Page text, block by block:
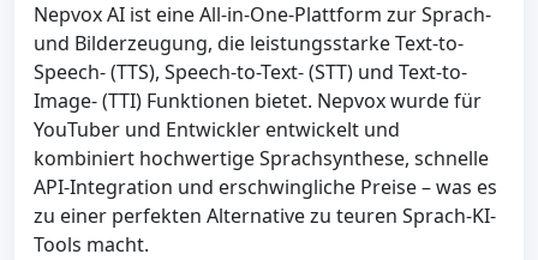
Nepvox AI ist eine All-in-One-Plattform zur Sprach-
und Bilderzeugung, die leistungsstarke Text-to-
Speech- (TTS), Speech-to-Text- (STT) und Text-to-
Image- (TTI) Funktionen bietet. Nepvox wurde für
YouTuber und Entwickler entwickelt und
kombiniert hochwertige Sprachsynthese, schnelle
API-Integration und erschwingliche Preise – was es
zu einer perfekten Alternative zu teuren Sprach-KI-
Tools macht.